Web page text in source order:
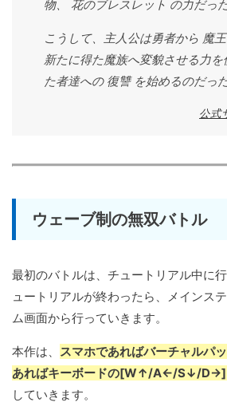
物、 花のブレスレット の力だった
こうして、主人公は勇者から 魔王
新たに得た魔族へ変貌させる力
た者達への 復讐 を始めるのだ
公式
ウェーブ制の無双バトル
最初のバトルは、チュートリアル中に
ュートリアルが終わったら、メインス
ム画面から行っていきます。
本作は、 スマホであればバーチャルパ
あればキーボードの[W↑/A←/S↓/D→]
していきます。